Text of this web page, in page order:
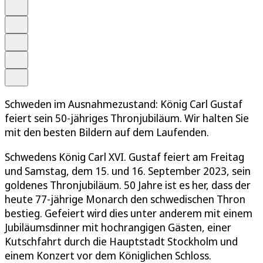
Schweden im Ausnahmezustand: König Carl Gustaf
feiert sein 50-jähriges Thronjubiläum. Wir halten Sie
mit den besten Bildern auf dem Laufenden.
Schwedens König Carl XVI. Gustaf feiert am Freitag
und Samstag, dem 15. und 16. September 2023, sein
goldenes Thronjubiläum. 50 Jahre ist es her, dass der
heute 77-jährige Monarch den schwedischen Thron
bestieg. Gefeiert wird dies unter anderem mit einem
Jubiläumsdinner mit hochrangigen Gästen, einer
Kutschfahrt durch die Hauptstadt Stockholm und
einem Konzert vor dem Königlichen Schloss.